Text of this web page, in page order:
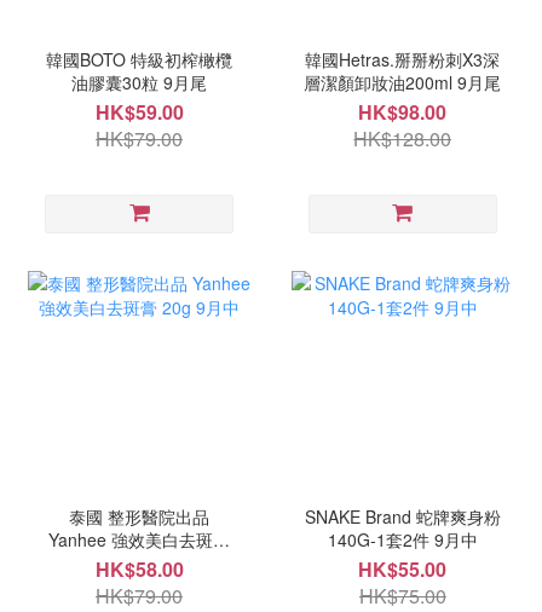
韓國BOTO 特級初榨橄欖
油膠囊30粒 9月尾
HK$59.00
HK$79.00
韓國Hetras.掰掰粉刺X3深
層潔顏卸妝油200ml 9月尾
HK$98.00
HK$128.00
泰國 整形醫院出品
Yanhee 強效美白去斑膏
20g 9月中
HK$58.00
HK$79.00
SNAKE Brand 蛇牌爽身粉
140G-1套2件 9月中
HK$55.00
HK$75.00